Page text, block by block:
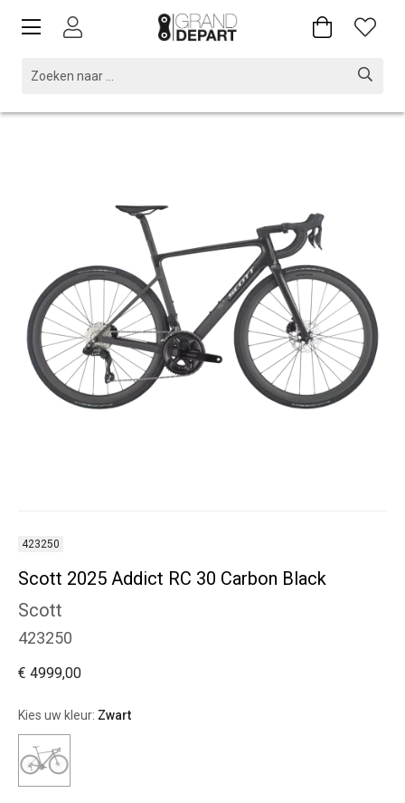
423250
Scott 2025 Addict RC 30 Carbon Black
Scott
423250
€ 4999,00
Kies uw kleur: Zwart